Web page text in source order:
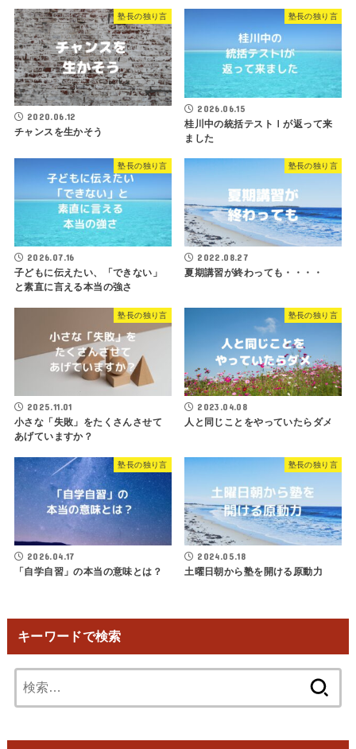
塾長の独り言
2020.06.12
チャンスを生かそう
塾長の独り言
2026.06.15
桂川中の統括テストⅠが返って来
ました
塾長の独り言
2026.07.16
子どもに伝えたい、「できない」
と素直に言える本当の強さ
塾長の独り言
2022.08.27
夏期講習が終わっても・・・・
塾長の独り言
2025.11.01
小さな「失敗」をたくさんさせて
あげていますか？
塾長の独り言
2023.04.08
人と同じことをやっていたらダメ
塾長の独り言
2026.04.17
「自学自習」の本当の意味とは？
塾長の独り言
2024.05.18
土曜日朝から塾を開ける原動力
キーワードで検索
索: